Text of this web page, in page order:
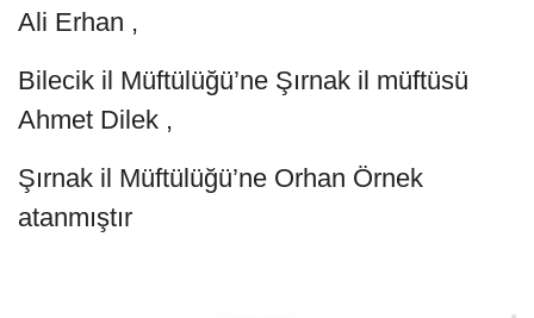
Ali Erhan ,
Bilecik il Müftülüğü’ne Şırnak il müftüsü
Ahmet Dilek ,
Şırnak il Müftülüğü’ne Orhan Örnek
atanmıştır